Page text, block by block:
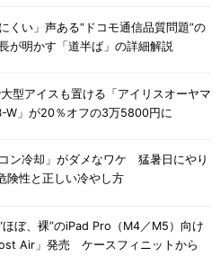
くい」声ある“ドコモ通信品質問題”の
が明かす「道半ば」の詳細解説
型アイスも置ける「アイリスオーヤマ
W」が20％オフの3万5800円に
ン冷却」がダメなワケ 猛暑日にやり
険性と正しい冷やし方
ほぼ、裸”のiPad Pro（M4／M5）向け
Air」発売 ケースフィニットから